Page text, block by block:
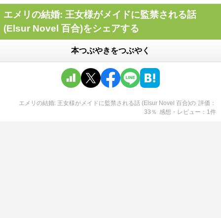
エメリの結婚: 王女様がメイドに監禁される話
(Elsur Novel 百合)をシェアする
本つぶやきをつぶやく
エメリの結婚: 王女様がメイドに監禁される話 (Elsur Novel 百合)の 評価
33 ％ 感想・レビュー 1件